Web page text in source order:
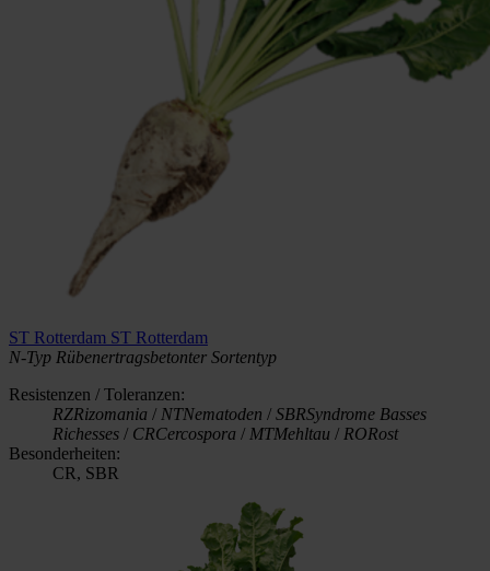
ST Rotterdam ST Rotterdam
N-Typ Rübenertragsbetonter Sortentyp
Resistenzen / Toleranzen:
RZRizomania / NTNematoden / SBRSyndrome Basses
Richesses / CRCercospora / MTMehltau / RORost
Besonderheiten:
CR, SBR